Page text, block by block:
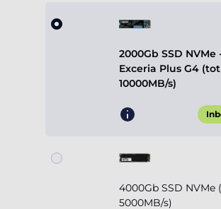
2000Gb SSD NVMe
Exceria Plus G4 (tot
10000MB/s)
4000Gb SSD NVMe
5000MB/s)